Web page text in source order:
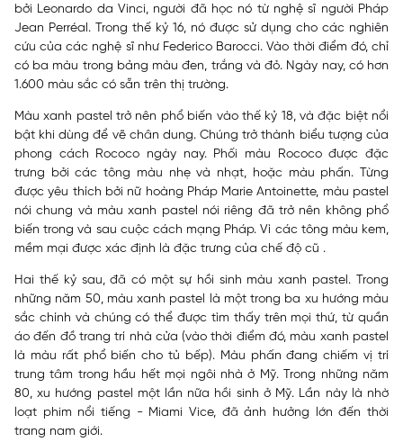
bởi Leonardo da Vinci, người đã học nó từ nghệ sĩ người Pháp
Jean Perréal. Trong thế kỷ 16, nó được sử dụng cho các nghiên
cứu của các nghệ sĩ như Federico Barocci. Vào thời điểm đó, chỉ
có ba màu trong bảng màu đen, trắng và đỏ. Ngày nay, có hơn
1.600 màu sắc có sẵn trên thị trường.
Màu xanh pastel trở nên phổ biến vào thế kỷ 18, và đặc biệt nổi
bật khi dùng để vẽ chân dung. Chúng trở thành biểu tượng của
phong cách Rococo ngày nay. Phối màu Rococo được đặc
trưng bởi các tông màu nhẹ và nhạt, hoặc màu phấn. Từng
được yêu thích bởi nữ hoàng Pháp Marie Antoinette, màu pastel
nói chung và màu xanh pastel nói riêng đã trở nên không phổ
biến trong và sau cuộc cách mạng Pháp. Vì các tông màu kem,
mềm mại được xác định là đặc trưng của chế độ cũ .
Hai thế kỷ sau, đã có một sự hồi sinh màu xanh pastel. Trong
những năm 50, màu xanh pastel là một trong ba xu hướng màu
sắc chính và chúng có thể được tìm thấy trên mọi thứ, từ quần
áo đến đồ trang trí nhà cửa (vào thời điểm đó, màu xanh pastel
là màu rất phổ biến cho tủ bếp). Màu phấn đang chiếm vị trí
trung tâm trong hầu hết mọi ngôi nhà ở Mỹ. Trong những năm
80, xu hướng pastel một lần nữa hồi sinh ở Mỹ. Lần này là nhờ
loạt phim nổi tiếng - Miami Vice, đã ảnh hưởng lớn đến thời
trang nam giới.